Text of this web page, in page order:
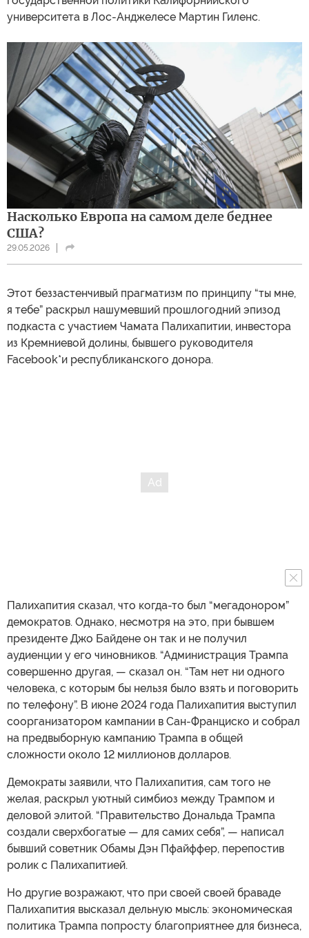
университета в Лос-Анджелесе Мартин Гиленс.
Насколько Европа на самом деле беднее
США?
29.05.2026
Этот беззастенчивый прагматизм по принципу “ты мне,
я тебе” раскрыл нашумевший прошлогодний эпизод
подкаста с участием Чамата Палихапитии, инвестора
из Кремниевой долины, бывшего руководителя
Facebook*и республиканского донора.
Палихапития сказал, что когда-то был “мегадонором”
демократов. Однако, несмотря на это, при бывшем
президенте Джо Байдене он так и не получил
аудиенции у его чиновников. “Администрация Трампа
совершенно другая, — сказал он. “Там нет ни одного
человека, с которым бы нельзя было взять и поговорить
по телефону”. В июне 2024 года Палихапития выступил
соорганизатором кампании в Сан-Франциско и собрал
на предвыборную кампанию Трампа в общей
сложности около 12 миллионов долларов.
Демократы заявили, что Палихапития, сам того не
желая, раскрыл уютный симбиоз между Трампом и
деловой элитой. “Правительство Дональда Трампа
создали сверхбогатые — для самих себя”, — написал
бывший советник Обамы Дэн Пфайффер, перепостив
ролик с Палихапитией.
Но другие возражают, что при своей своей браваде
Палихапития высказал дельную мысль: экономическая
политика Трампа попросту благоприятнее для бизнеса,